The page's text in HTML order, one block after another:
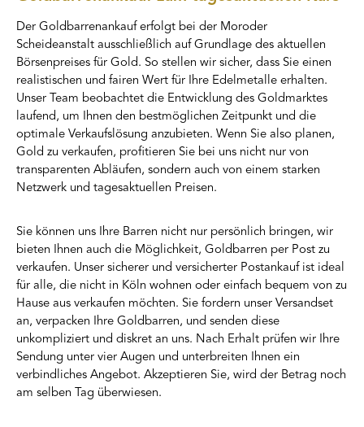
Der Goldbarrenankauf erfolgt bei der Moroder
Scheideanstalt ausschließlich auf Grundlage des aktuellen
Börsenpreises für Gold. So stellen wir sicher, dass Sie einen
realistischen und fairen Wert für Ihre Edelmetalle erhalten.
Unser Team beobachtet die Entwicklung des Goldmarktes
laufend, um Ihnen den bestmöglichen Zeitpunkt und die
optimale Verkaufslösung anzubieten. Wenn Sie also planen,
Gold zu verkaufen, profitieren Sie bei uns nicht nur von
transparenten Abläufen, sondern auch von einem starken
Netzwerk und tagesaktuellen Preisen.
Sie können uns Ihre Barren nicht nur persönlich bringen, wir
bieten Ihnen auch die Möglichkeit, Goldbarren per Post zu
verkaufen. Unser sicherer und versicherter Postankauf ist ideal
für alle, die nicht in Köln wohnen oder einfach bequem von zu
Hause aus verkaufen möchten. Sie fordern unser Versandset
an, verpacken Ihre Goldbarren, und senden diese
unkompliziert und diskret an uns. Nach Erhalt prüfen wir Ihre
Sendung unter vier Augen und unterbreiten Ihnen ein
verbindliches Angebot. Akzeptieren Sie, wird der Betrag noch
am selben Tag überwiesen.